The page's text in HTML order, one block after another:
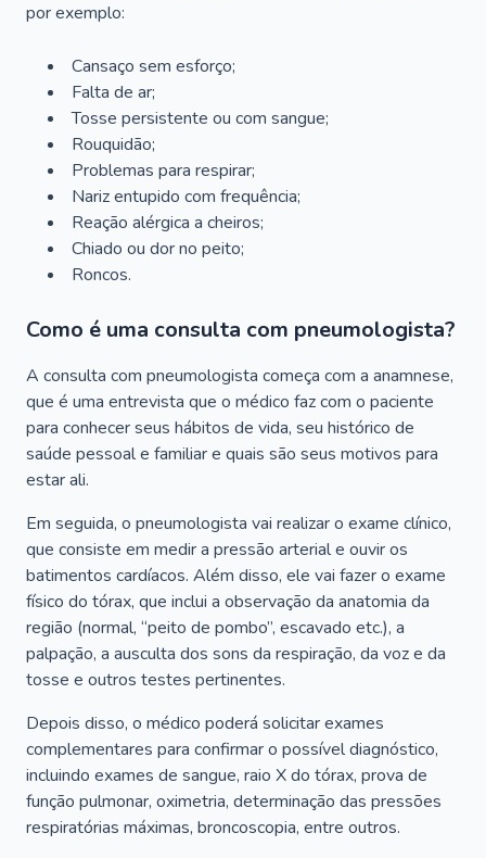
por exemplo:
Cansaço sem esforço;
Falta de ar;
Tosse persistente ou com sangue;
Rouquidão;
Problemas para respirar;
Nariz entupido com frequência;
Reação alérgica a cheiros;
Chiado ou dor no peito;
Roncos.
Como é uma consulta com pneumologista?
A consulta com pneumologista começa com a anamnese,
que é uma entrevista que o médico faz com o paciente
para conhecer seus hábitos de vida, seu histórico de
saúde pessoal e familiar e quais são seus motivos para
estar ali.
Em seguida, o pneumologista vai realizar o exame clínico,
que consiste em medir a pressão arterial e ouvir os
batimentos cardíacos. Além disso, ele vai fazer o exame
físico do tórax, que inclui a observação da anatomia da
região (normal, “peito de pombo”, escavado etc.), a
palpação, a ausculta dos sons da respiração, da voz e da
tosse e outros testes pertinentes.
Depois disso, o médico poderá solicitar exames
complementares para confirmar o possível diagnóstico,
incluindo exames de sangue, raio X do tórax, prova de
função pulmonar, oximetria, determinação das pressões
respiratórias máximas, broncoscopia, entre outros.